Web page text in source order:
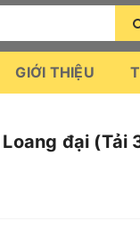
GIỚI THIỆU
đại (Tải